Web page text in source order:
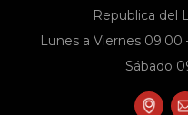
Republica del
Lunes a Viernes 09:00
Sábado